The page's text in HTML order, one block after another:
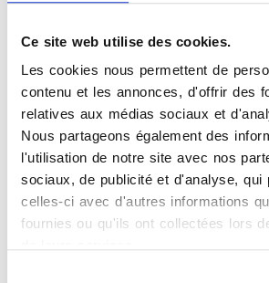
Ce site web utilise des cookies.
Les cookies nous permettent de
contenu et les annonces, d'offrir des
relatives aux médias sociaux et
Nous partageons également des
l'utilisation de notre site avec nos
sociaux, de publicité et d'analyse, qui
celles-ci avec d'autres informations
fournies ou qu'ils ont collectées lors
avancée pour réaliser des
radiologues surspécialisés du
assurent une interprétation
détaillée. Le réseau Vidi
une radiologie humaine,
centrée sur le patient.